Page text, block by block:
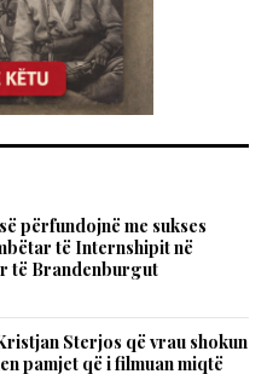
përfundojnë me sukses
të Internshipit në
të Brandenburgut
Sterjos që vrau shokun
pamjet që i filmuan miqtë